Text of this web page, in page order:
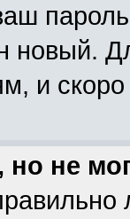
новый.
и
но не